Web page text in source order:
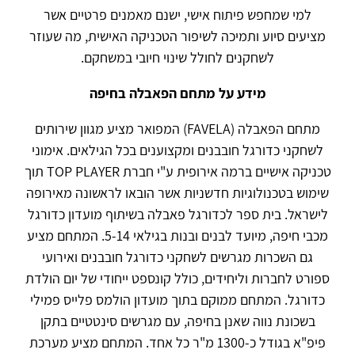
למי שמחפש פיתוח אישי, ישנם מאמנים פרטיים אשר
מציעים סיוע ותמיכה לשיפור הטכניקה האישית, מה שעוזר
לשחקנים לחולל שינוי חיובי במשחקם.
מידע על מתחם הפאבלה בחיפה
מתחם הפאבלה (FAVELA) המפואר מציע מגוון שירותים
לשחקני כדורגל חובבנים ומקצוענים בכל הגילאים. אימוני
טכניקה אישיים ברמה אירופית ע"י חברת TOP PLAYER תוך
שימוש בטכנולוגיות חדשניות אשר הובאו לראשונה מאירופה
לישראל. בית ספר לכדורגל פאבלה בשיתוף מועדון כדורגל
מכבי חיפה, מיועד לבנים ובנות בגילאי 5-14. המתחם מציע
גם השכרות מגרשים לשחקני כדורגל חובבנים ואירועי
ספורט לחברות וליחידים, כולל קונספט ייחודי של יום הולדת
כדורגל. המתחם ממוקם בתוך מועדון הולמס פלייס פמילי
בשכונת נווה שאנן בחיפה, עם מגרשים סינטטיים בתקן
פיפ"א בגודל כ-1300 מ"ר כל אחד. המתחם מציע מערכת